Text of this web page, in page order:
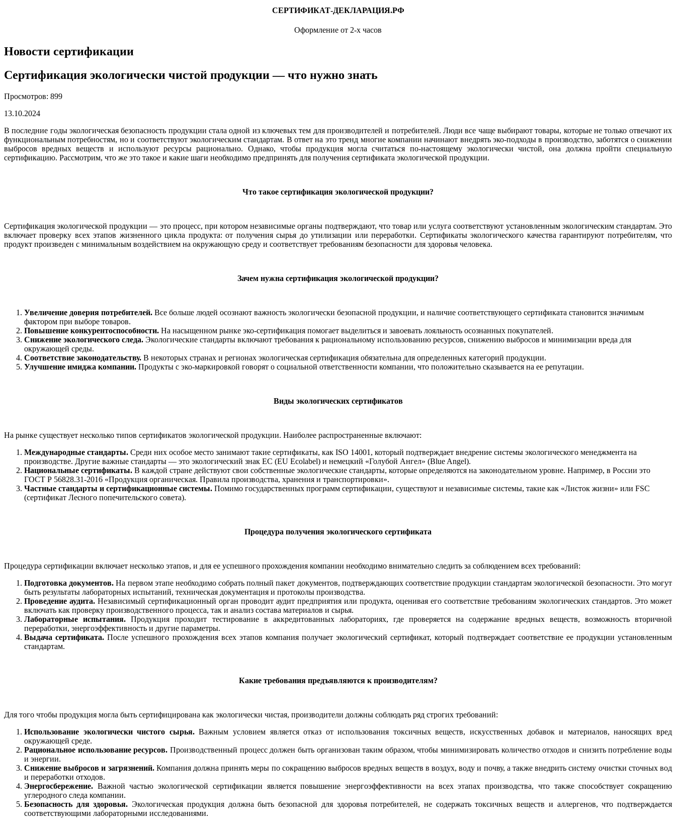
СЕРТИФИКАТ-ДЕКЛАРАЦИЯ.РФ
Оформление от 2-х часов
Новости сертификации
Сертификация экологически чистой продукции — что нужно знать
Просмотров: 899
13.10.2024
В последние годы экологическая безопасность продукции стала одной из ключевых тем для производителей и потребителей. Люди все чаще выбирают товары, которые не только отвечают их
функциональным потребностям, но и соответствуют экологическим стандартам. В ответ на это тренд многие компании начинают внедрять эко-подходы в производство, заботятся о снижении
выбросов вредных веществ и используют ресурсы рационально. Однако, чтобы продукция могла считаться по-настоящему экологически чистой, она должна пройти специальную
сертификацию. Рассмотрим, что же это такое и какие шаги необходимо предпринять для получения сертификата экологической продукции.
Что такое сертификация экологической продукции?
Сертификация экологической продукции — это процесс, при котором независимые органы подтверждают, что товар или услуга соответствуют установленным экологическим стандартам. Это
включает проверку всех этапов жизненного цикла продукта: от получения сырья до утилизации или переработки. Сертификаты экологического качества гарантируют потребителям, что
продукт произведен с минимальным воздействием на окружающую среду и соответствует требованиям безопасности для здоровья человека.
Зачем нужна сертификация экологической продукции?
Увеличение доверия потребителей. Все больше людей осознают важность экологически безопасной продукции, и наличие соответствующего сертификата становится значимым
фактором при выборе товаров.
Повышение конкурентоспособности. На насыщенном рынке эко-сертификация помогает выделиться и завоевать лояльность осознанных покупателей.
Снижение экологического следа. Экологические стандарты включают требования к рациональному использованию ресурсов, снижению выбросов и минимизации вреда для
окружающей среды.
Соответствие законодательству. В некоторых странах и регионах экологическая сертификация обязательна для определенных категорий продукции.
Улучшение имиджа компании. Продукты с эко-маркировкой говорят о социальной ответственности компании, что положительно сказывается на ее репутации.
Виды экологических сертификатов
На рынке существует несколько типов сертификатов экологической продукции. Наиболее распространенные включают:
Международные стандарты. Среди них особое место занимают такие сертификаты, как ISO 14001, который подтверждает внедрение системы экологического менеджмента на
производстве. Другие важные стандарты — это экологический знак ЕС (EU Ecolabel) и немецкий «Голубой Ангел» (Blue Angel).
Национальные сертификаты. В каждой стране действуют свои собственные экологические стандарты, которые определяются на законодательном уровне. Например, в России это
ГОСТ Р 56828.31-2016 «Продукция органическая. Правила производства, хранения и транспортировки».
Частные стандарты и сертификационные системы. Помимо государственных программ сертификации, существуют и независимые системы, такие как «Листок жизни» или FSC
(сертификат Лесного попечительского совета).
Процедура получения экологического сертификата
Процедура сертификации включает несколько этапов, и для ее успешного прохождения компании необходимо внимательно следить за соблюдением всех требований:
Подготовка документов. На первом этапе необходимо собрать полный пакет документов, подтверждающих соответствие продукции стандартам экологической безопасности. Это могут
быть результаты лабораторных испытаний, техническая документация и протоколы производства.
Проведение аудита. Независимый сертификационный орган проводит аудит предприятия или продукта, оценивая его соответствие требованиям экологических стандартов. Это может
включать как проверку производственного процесса, так и анализ состава материалов и сырья.
Лабораторные испытания. Продукция проходит тестирование в аккредитованных лабораториях, где проверяется на содержание вредных веществ, возможность вторичной
переработки, энергоэффективность и другие параметры.
Выдача сертификата. После успешного прохождения всех этапов компания получает экологический сертификат, который подтверждает соответствие ее продукции установленным
стандартам.
Какие требования предъявляются к производителям?
Для того чтобы продукция могла быть сертифицирована как экологически чистая, производители должны соблюдать ряд строгих требований:
Использование экологически чистого сырья.Важным условием является отказ от использования токсичных веществ, искусственных добавок и материалов, наносящих вред
окружающей среде.
Рациональное использование ресурсов. Производственный процесс должен быть организован таким образом, чтобы минимизировать количество отходов и снизить потребление воды
и энергии.
Снижение выбросов и загрязнений.Компания должна принять меры по сокращению выбросов вредных веществ в воздух, воду и почву, а также внедрить систему очистки сточных вод
и переработки отходов.
Энергосбережение. Важной частью экологической сертификации является повышение энергоэффективности на всех этапах производства, что также способствует сокращению
углеродного следа компании.
Безопасность для здоровья. Экологическая продукция должна быть безопасной для здоровья потребителей, не содержать токсичных веществ и аллергенов, что подтверждается
соответствующими лабораторными исследованиями.